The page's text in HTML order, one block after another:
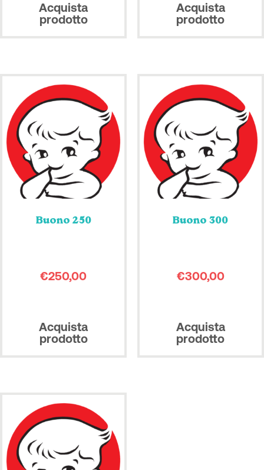
Acquista
prodotto
Acquista
prodotto
Buono 250
€250,00
Acquista
prodotto
Buono 300
€300,00
Acquista
prodotto